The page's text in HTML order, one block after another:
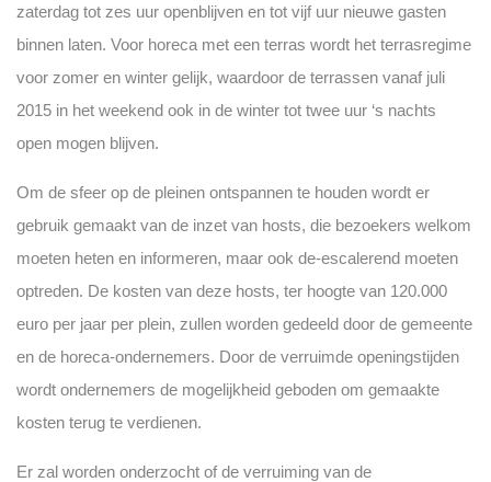
zaterdag tot zes uur openblijven en tot vijf uur nieuwe gasten
binnen laten. Voor horeca met een terras wordt het terrasregime
voor zomer en winter gelijk, waardoor de terrassen vanaf juli
2015 in het weekend ook in de winter tot twee uur ‘s nachts
open mogen blijven.
Om de sfeer op de pleinen ontspannen te houden wordt er
gebruik gemaakt van de inzet van hosts, die bezoekers welkom
moeten heten en informeren, maar ook de-escalerend moeten
optreden. De kosten van deze hosts, ter hoogte van 120.000
euro per jaar per plein, zullen worden gedeeld door de gemeente
en de horeca-ondernemers. Door de verruimde openingstijden
wordt ondernemers de mogelijkheid geboden om gemaakte
kosten terug te verdienen.
Er zal worden onderzocht of de verruiming van de